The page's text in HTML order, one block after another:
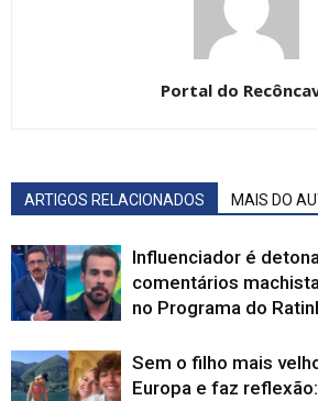
Portal do
ARTIGOS RELACIONADOS MAIS DO
Influenciador é
comentários
no Programa do
Sem o filho mais
Europa e faz